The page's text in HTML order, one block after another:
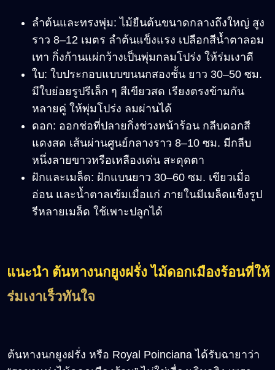
ลำต้นและทรงพุ่ม: ไม้ยืนต้นขนาดกลางถึงใหญ่ สูง
ราว 8–12 เมตร ลำต้นแข็งแรง เปลือกสีน้ำตาลอม
เทา กิ่งก้านแผ่กว้างเป็นพุ่มกลมโปร่ง ให้ร่มเงาดี
ใบ: ใบประกอบแบบขนนกสองชั้น ยาว 30–50 ซม.
มีใบย่อยรูปรีเล็ก ๆ สีเขียวสด เรียงตรงข้ามกัน
หลายคู่ ให้พุ่มโปร่ง ลมผ่านได้
ดอก: ออกช่อที่ปลายกิ่งช่วงหน้าร้อน กลีบดอกสี
แดงสด เส้นผ่านศูนย์กลางราว 8–10 ซม. มีกลีบ
หนึ่งลายขาวหรือเหลืองเด่น สะดุดตา
ฝักและเมล็ด: ฝักแบนยาว 30–60 ซม. เขียวเมื่อ
อ่อน และน้ำตาลเข้มเมื่อแก่ ภายในมีเมล็ดแข็งรูป
รีหลายเมล็ด ใช้เพาะปลูกได้
แนะนำ ต้นหางนกยูงฝรั่ง ไม้ดอกเมืองร้อนที่ให้
ร่มเงาเร็วทันใจ
ต้นหางนกยูงฝรั่ง หรือ Royal Poinciana ได้รับฉายาว่า